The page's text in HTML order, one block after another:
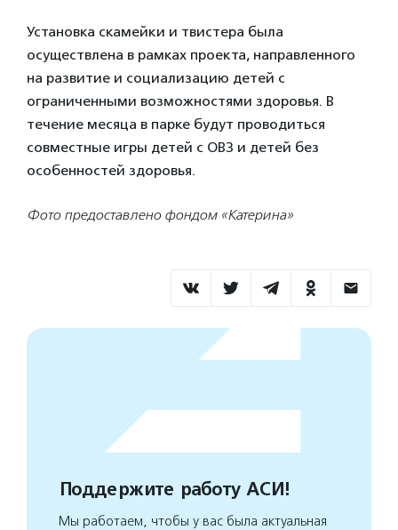
Установка скамейки и твистера была
осуществлена в рамках проекта, направленного
на развитие и социализацию детей с
ограниченными возможностями здоровья. В
течение месяца в парке будут проводиться
совместные игры детей с ОВЗ и детей без
особенностей здоровья.
Фото предоставлено фондом «Катерина»
Поддержите работу АСИ!
Мы работаем, чтобы у вас была актуальная